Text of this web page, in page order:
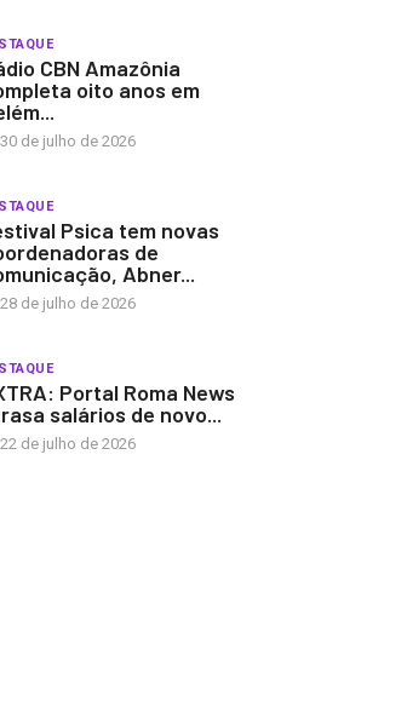
CBN Amazônia
oito anos em
30 de julho de 2026
Psica tem novas
de
Abner...
28 de julho de 2026
Portal Roma News
salários de novo...
22 de julho de 2026